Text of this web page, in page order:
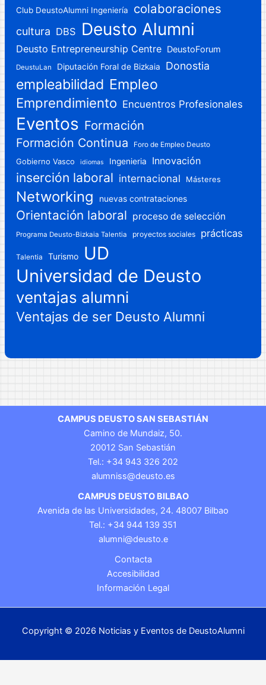
Club DeustoAlumni Ingeniería colaboraciones
cultura DBS Deusto Alumni
Deusto Entrepreneurship Centre DeustoForum
DeustuLan Diputación Foral de Bizkaia Donostia
empleabilidad Empleo
Emprendimiento Encuentros Profesionales
Eventos Formación
Formación Continua Foro de Empleo Deusto
Gobierno Vasco idiomas Ingenieria Innovación
inserción laboral internacional Másteres
Networking nuevas contrataciones
Orientación laboral proceso de selección
Programa Deusto-Bizkaia Talentia proyectos sociales prácticas
Talentia Turismo
UD
Universidad de Deusto
ventajas alumni
Ventajas de ser Deusto Alumni
CAMPUS DEUSTO SAN SEBASTIÁN
Camino de Mundaiz, 50.
20012 San Sebastián
Tel.: +34 943 326 202
alumniss@deusto.es
CAMPUS DEUSTO BILBAO
Avenida de las Universidades, 24. 48007 Bilbao
Tel.: +34 944 139 351
alumni@deusto.e
Contacta
Accesibilidad
Información Legal
Copyright © 2026 Noticias y Eventos de DeustoAlumni